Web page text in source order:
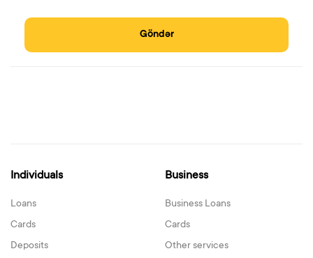
Göndər
Individuals
Loans
Cards
Deposits
Business
Business Loans
Cards
Other services